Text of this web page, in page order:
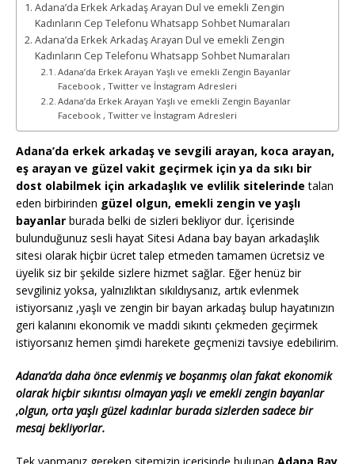
Adana’da Erkek Arkadaş Arayan Dul ve emekli Zengin
Kadınların Cep Telefonu Whatsapp Sohbet Numaraları
Adana’da Erkek Arkadaş Arayan Dul ve emekli Zengin
Kadınların Cep Telefonu Whatsapp Sohbet Numaraları
Adana’da Erkek Arayan Yaşlı ve emekli Zengin Bayanlar
Facebook , Twitter ve İnstagram Adresleri
Adana’da Erkek Arayan Yaşlı ve emekli Zengin Bayanlar
Facebook , Twitter ve İnstagram Adresleri
Adana’da erkek arkadaş ve sevgili arayan, koca arayan,
eş arayan ve güzel vakit geçirmek için ya da sıkı bir
dost olabilmek için arkadaşlık ve evlilik sitelerinde talan
eden birbirinden güzel olgun, emekli zengin ve yaşlı
bayanlar burada belki de sizleri bekliyor dur. İçerisinde
bulunduğunuz sesli hayat Sitesi Adana bay bayan arkadaşlık
sitesi olarak hiçbir ücret talep etmeden tamamen ücretsiz ve
üyelik siz bir şekilde sizlere hizmet sağlar. Eğer henüz bir
sevgiliniz yoksa, yalnızlıktan sıkıldıysanız, artık evlenmek
istiyorsanız ,yaşlı ve zengin bir bayan arkadaş bulup hayatınızın
geri kalanını ekonomik ve maddi sıkıntı çekmeden geçirmek
istiyorsanız hemen şimdi harekete geçmenizi tavsiye edebilirim.
Adana’da daha önce evlenmiş ve boşanmış olan fakat ekonomik
olarak hiçbir sıkıntısı olmayan yaşlı ve emekli zengin bayanlar
,olgun, orta yaşlı güzel kadınlar burada sizlerden sadece bir
mesaj bekliyorlar.